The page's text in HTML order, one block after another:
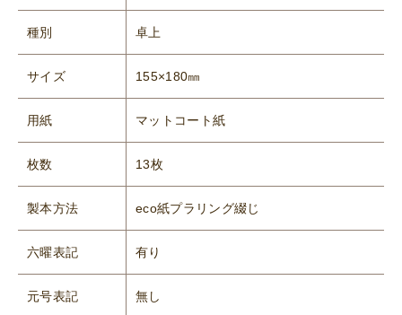
種別 卓上
サイズ 155×180㎜
用紙 マットコート紙
枚数 13枚
製本方法 eco紙プラリング綴じ
六曜表記 有り
元号表記 無し